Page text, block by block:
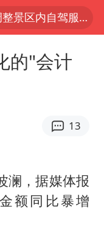
新疆优化调整景区内自驾服务费
出坠崖1死1伤
夏日经济乘“热”而上 消费市场向“新”而行
宇树王兴兴被问了360多个问题
高质量发展
的"会计
13
澜，据媒体报
额同比暴增